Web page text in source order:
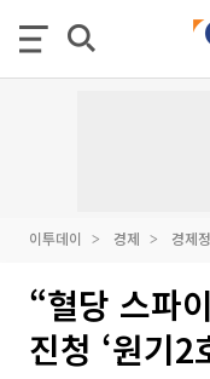
이투데이 경제 경제
“혈당 스파
진청 ‘원기2